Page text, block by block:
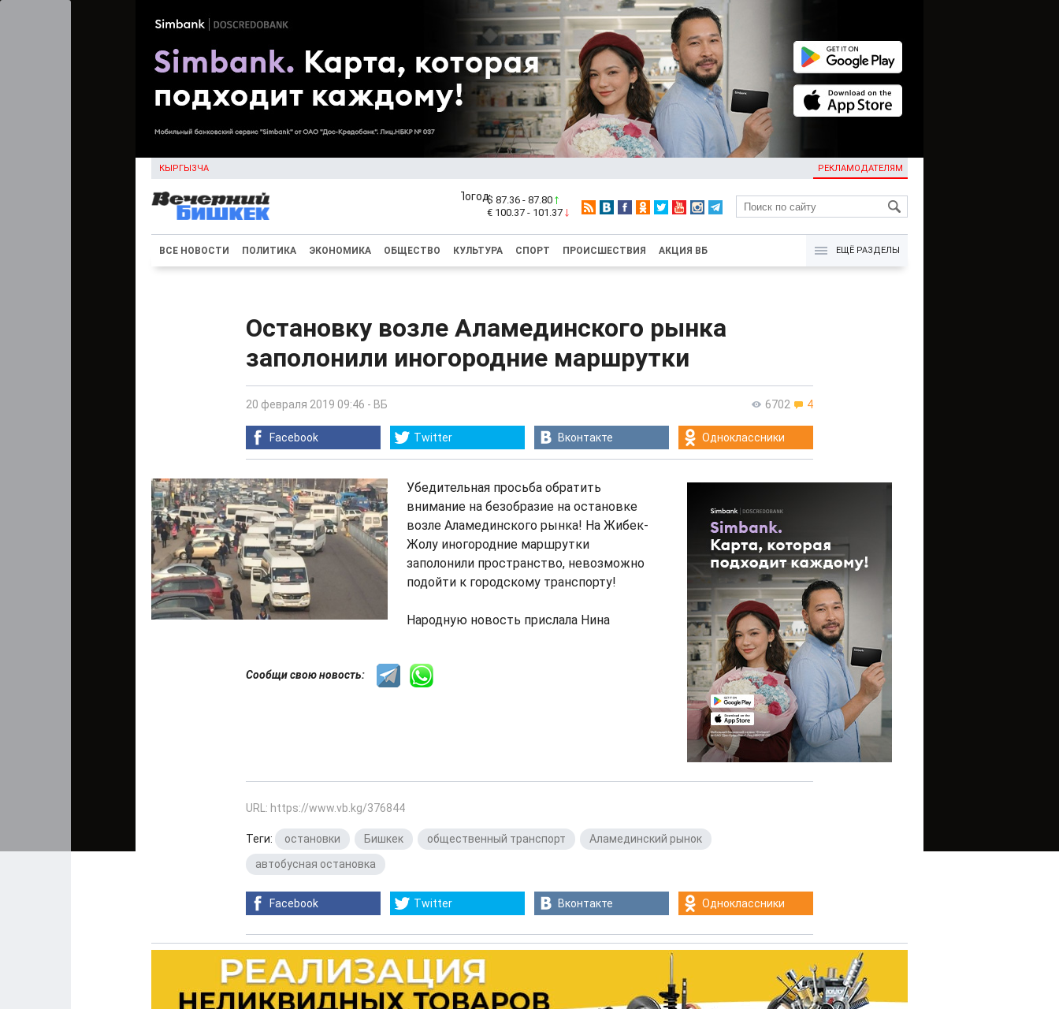
КЫРГЫЗЧА РЕКЛАМОДАТЕЛЯМ
KG
$ 87.36 - 87.80
€ 100.37 - 101.37
ВСЕ НОВОСТИ ПОЛИТИКА ЭКОНОМИКА ОБЩЕСТВО КУЛЬТУРА СПОРТ ПРОИСШЕСТВИЯ АКЦИЯ ВБ ЕЩЁ РАЗДЕЛЫ
Остановку возле Аламединского рынка
заполонили иногородние маршрутки
6702 4
20 февраля 2019 09:46 - ВБ
Facebook Twitter Вконтакте Одноклассники
Убедительная просьба обратить
внимание на безобразие на остановке
возле Аламединского рынка! На Жибек-
Жолу иногородние маршрутки
заполонили пространство, невозможно
подойти к городскому транспорту!
Народную новость прислала Нина
Сообщи свою новость:
URL: https://www.vb.kg/376844
Теги: остановки Бишкек общественный транспорт Аламединский рынок
автобусная остановка
Facebook Twitter Вконтакте Одноклассники